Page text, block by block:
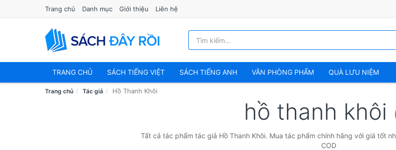
Trang chủ Danh mục Giới thiệu Liên hệ
TRANG CHỦ SÁCH TIẾNG VIỆT SÁCH TIẾNG ANH VĂN PHÒNG PHẨM QUÀ LƯU NIỆM
Trang chủ Tác giả Hồ Thanh Khôi
hồ thanh khôi
Tất cả tác phẩm tác giả Hồ Thanh Khôi. Mua tác phẩm chính hãng với giá tốt
COD